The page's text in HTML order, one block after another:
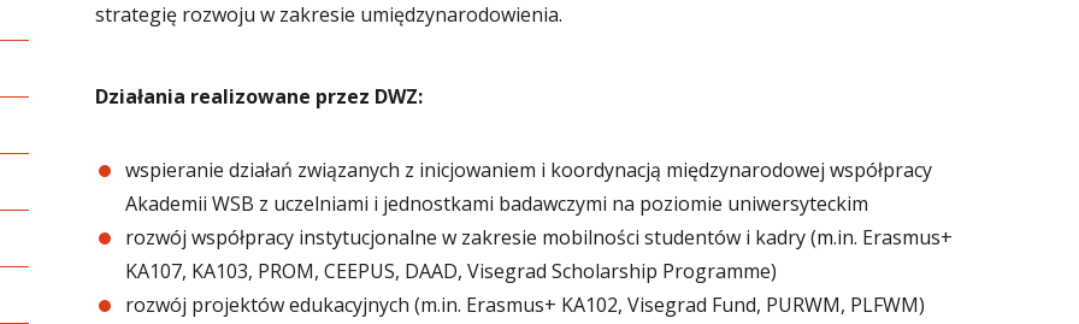
strategię rozwoju w zakresie umiędzynarodowienia.
Działania realizowane przez DWZ:
wspieranie działań związanych z inicjowaniem i koordynacją międzynarodowej współpracy
Akademii WSB z uczelniami i jednostkami badawczymi na poziomie uniwersyteckim
rozwój współpracy instytucjonalne w zakresie mobilności studentów i kadry (m.in. Erasmus+
KA107, KA103, PROM, CEEPUS, DAAD, Visegrad Scholarship Programme)
rozwój projektów edukacyjnych (m.in. Erasmus+ KA102, Visegrad Fund, PURWM, PLFWM)